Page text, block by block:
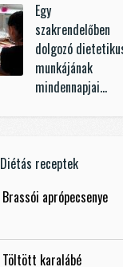
Egy
szakrendelőben
dolgozó
munkájának
mindennapjai…
Diétás receptek
Brassói aprópecsenye
Töltött karalábé